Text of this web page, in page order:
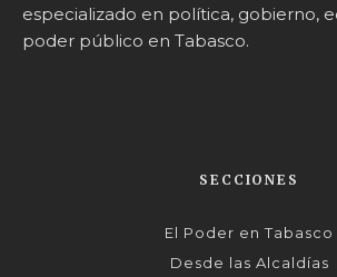
especializado en política, gobierno,
poder público en Tabasco.
SECCIONES
El Poder en Tabasco
Desde las Alcaldías